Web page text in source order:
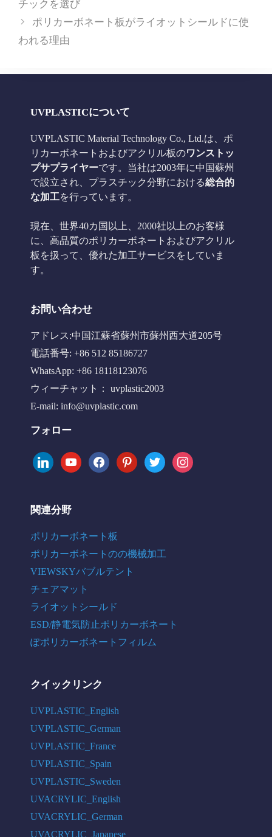
リ
ー
チックを選び
ポリカーボネート板がライオットシールドに使
われる理由
UVPLASTICについて
UVPLASTIC Material Technology Co., Ltd.は、ポ
リカーボネートおよびアクリル板のワンストッ
プサプライヤーです。当社は2003年に中国蘇州
で設立され、プラスチック分野における総合的
な加工を行っています。
現在、世界40カ国以上、2000社以上のお客様
に、高品質のポリカーボネートおよびアクリル
板を扱って、優れた加工サービスをしていま
す。
お問い合わせ
アドレス:中国江蘇省蘇州市蘇州西大道205号
電話番号: +86 512 85186727
WhatsApp: +86 18118123076
ウィーチャット： uvplastic2003
E-mail: info@uvplastic.com
フォロー
linkedinyoutubefacebookpinteresttwitter instagram
関連分野
ポリカーボネート板
ポリカーボネートのの機械加工
VIEWSKYバブルテント
チェアマット
ライオットシールド
ESD/静電気防止ポリカーボネート
ぽポリカーボネートフィルム
クイックリンク
UVPLASTIC_English
UVPLASTIC_German
UVPLASTIC_France
UVPLASTIC_Spain
UVPLASTIC_Sweden
UVACRYLIC_English
UVACRYLIC_German
UVACRYLIC_Japanese